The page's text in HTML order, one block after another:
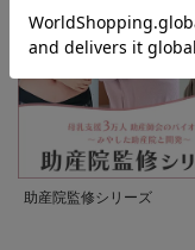
助産院監修シリーズ